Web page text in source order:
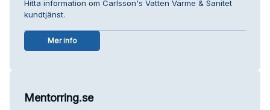
Hitta information om Carlsson's Vatten Värme & Sanitet
kundtjänst.
Mer info
Mentorring.se